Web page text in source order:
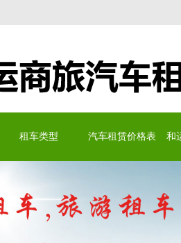
租车类型 汽车租赁价格表 和